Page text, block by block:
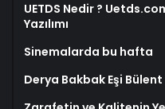
UETDS Nedir ?
Yazılımı
Sinemalarda bu hafta
Derya Bakbak Eşi